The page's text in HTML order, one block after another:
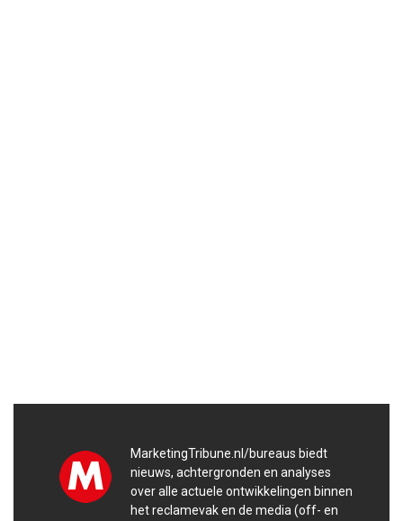
MarketingTribune.nl/bureaus biedt
nieuws, achtergronden en analyses
over alle actuele ontwikkelingen binnen
het reclamevak en de media (off- en